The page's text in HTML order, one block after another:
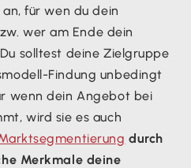
für wen du dein
wer am Ende dein
solltest deine Zielgruppe
Findung unbedingt
wenn dein Angebot bei
wird sie es auch
durch
Merkmale deine